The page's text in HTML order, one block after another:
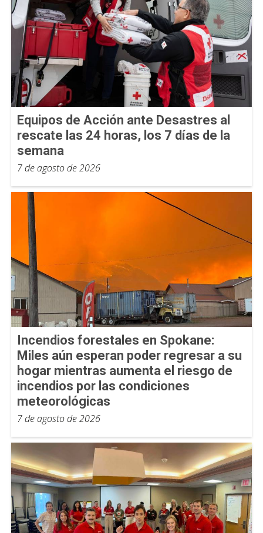
Equipos de Acción ante Desastres al
rescate las 24 horas, los 7 días de la
semana
7 de agosto de 2026
Incendios forestales en Spokane:
Miles aún esperan poder regresar a su
hogar mientras aumenta el riesgo de
incendios por las condiciones
meteorológicas
7 de agosto de 2026